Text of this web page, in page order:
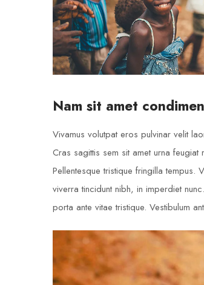
Nam sit amet
Vivamus volutpat eros pulvinar velit
Cras sagittis sem sit amet urna
Pellentesque tristique fringilla
viverra tincidunt nibh, in imperdiet
porta ante vitae tristique. Vestibulum